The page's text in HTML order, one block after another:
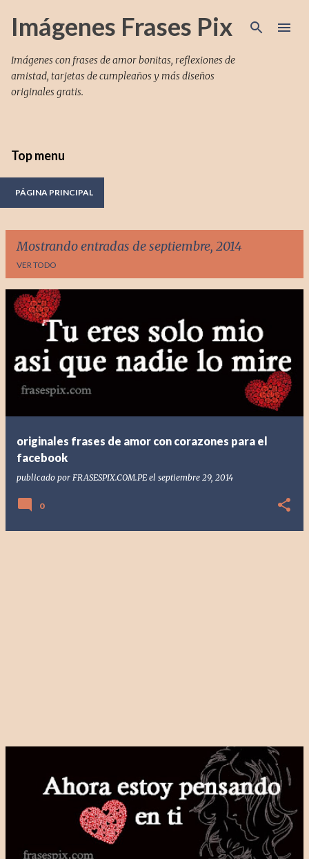
Ir al contenido principal
Imágenes Frases Pix
Imágenes con frases de amor bonitas, reflexiones de
amistad, tarjetas de cumpleaños y más diseños
originales gratis.
Top menu
PÁGINA PRINCIPAL
Mostrando entradas de septiembre, 2014
VER TODO
d
originales frases de amor con corazones para el
facebook
publicado por FRASESPIX.COM.PE el septiembre 29, 2014
0